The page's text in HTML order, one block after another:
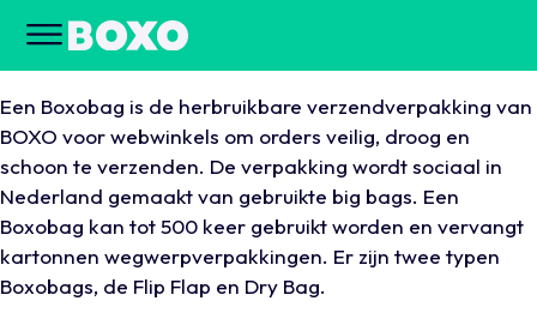
Een Boxobag is de herbruikbare verzendverpakking van
BOXO voor webwinkels om orders veilig, droog en
schoon te verzenden. De verpakking wordt sociaal in
Nederland gemaakt van gebruikte big bags. Een
Boxobag kan tot 500 keer gebruikt worden en vervangt
kartonnen wegwerpverpakkingen. Er zijn twee typen
Boxobags, de Flip Flap en Dry Bag.